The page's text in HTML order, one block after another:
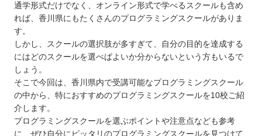
通学形式だけでなく、オンライン形式で学べるスクールも含め
れば、香川県にもたくさんのプログラミングスクールがありま
す。
しかし、スクールの選択肢が多すぎて、自分の目的を達成する
にはどのスクールを選べばよいか分からないという方もいるで
しょう。
そこで今回は、香川県内で受講可能なプログラミングスクール
の中から、特におすすめのプログラミングスクールを10校ご紹
介します。
プログラミングスクールを選ぶポイントや注意点なども参考
に、ぜひ自分にピッタリのプログラミングスクールを見つけて